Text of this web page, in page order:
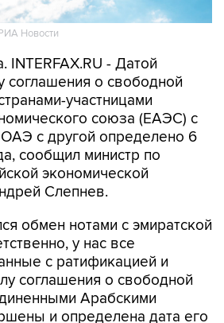
Новости
INTERFAX.RU - Датой
соглашения о свободной
участницами
союза (ЕАЭС) с
с другой определено 6
сообщил министр по
экономической
Слепнев.
обмен нотами с эмиратской
у нас все
с ратификацией и
соглашения о свободной
Арабскими
и определена дата его